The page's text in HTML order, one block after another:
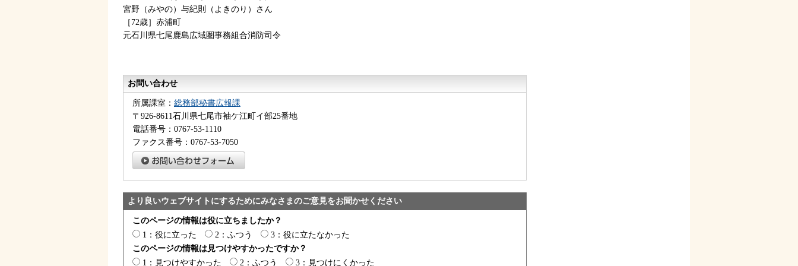
宮野（みやの）与紀則（よきのり）さん
［72歳］赤浦町
元石川県七尾鹿島広域圏事務組合消防司令
お問い合わせ
所属課室： 総務部秘書広報課
〒926-8611石川県七尾市袖ケ江町イ部25番地
電話番号：0767-53-1110
ファクス番号：0767-53-7050
より良いウェブサイトにするためにみなさまのご意見をお聞かせください
このページの情報は役に立ちましたか？
1：役に立った
2：ふつう
3：役に立たなかった
このページの情報は見つけやすかったですか？
1：見つけやすかった
2：ふつう 3：見つけにくかった